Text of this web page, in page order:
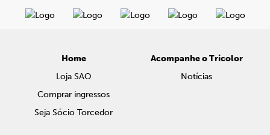
Home
Loja SAO
Comprar ingressos
Seja Sócio Torcedor
Acompanhe o Tricolor
Notícias